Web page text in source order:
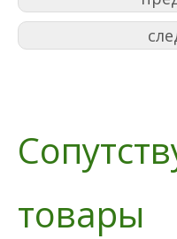
товары